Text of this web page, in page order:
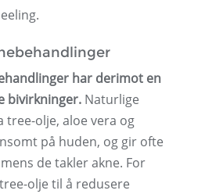
har derimot en
bivirkninger. Naturlige
tree-olje, aloe vera og
på huden, og gir ofte
de takler akne. For
olje til å redusere